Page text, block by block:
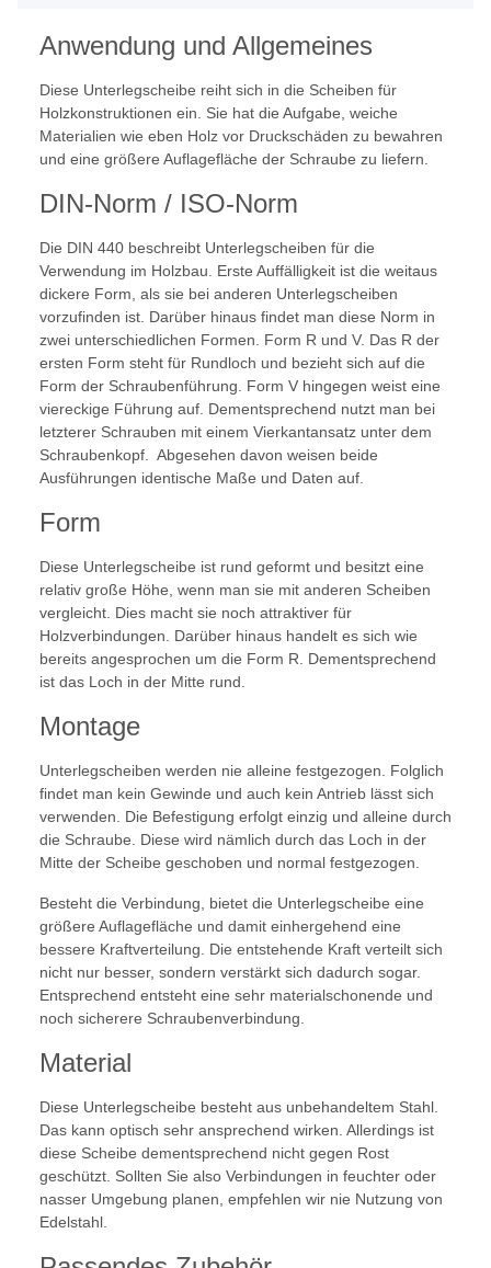
Anwendung und Allgemeines
Diese Unterlegscheibe reiht sich in die Scheiben für
Holzkonstruktionen ein. Sie hat die Aufgabe, weiche
Materialien wie eben Holz vor Druckschäden zu bewahren
und eine größere Auflagefläche der Schraube zu liefern.
DIN-Norm / ISO-Norm
Die DIN 440 beschreibt Unterlegscheiben für die
Verwendung im Holzbau. Erste Auffälligkeit ist die weitaus
dickere Form, als sie bei anderen Unterlegscheiben
vorzufinden ist. Darüber hinaus findet man diese Norm in
zwei unterschiedlichen Formen. Form R und V. Das R der
ersten Form steht für Rundloch und bezieht sich auf die
Form der Schraubenführung. Form V hingegen weist eine
viereckige Führung auf. Dementsprechend nutzt man bei
letzterer Schrauben mit einem Vierkantansatz unter dem
Schraubenkopf. Abgesehen davon weisen beide
Ausführungen identische Maße und Daten auf.
Form
Diese Unterlegscheibe ist rund geformt und besitzt eine
relativ große Höhe, wenn man sie mit anderen Scheiben
vergleicht. Dies macht sie noch attraktiver für
Holzverbindungen. Darüber hinaus handelt es sich wie
bereits angesprochen um die Form R. Dementsprechend
ist das Loch in der Mitte rund.
Montage
Unterlegscheiben werden nie alleine festgezogen. Folglich
findet man kein Gewinde und auch kein Antrieb lässt sich
verwenden. Die Befestigung erfolgt einzig und alleine durch
die Schraube. Diese wird nämlich durch das Loch in der
Mitte der Scheibe geschoben und normal festgezogen.
Besteht die Verbindung, bietet die Unterlegscheibe eine
größere Auflagefläche und damit einhergehend eine
bessere Kraftverteilung. Die entstehende Kraft verteilt sich
nicht nur besser, sondern verstärkt sich dadurch sogar.
Entsprechend entsteht eine sehr materialschonende und
noch sicherere Schraubenverbindung.
Material
Diese Unterlegscheibe besteht aus unbehandeltem Stahl.
Das kann optisch sehr ansprechend wirken. Allerdings ist
diese Scheibe dementsprechend nicht gegen Rost
geschützt. Sollten Sie also Verbindungen in feuchter oder
nasser Umgebung planen, empfehlen wir nie Nutzung von
Edelstahl.